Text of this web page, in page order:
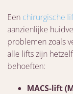
Een chirurgische
aanzienlijke
problemen zoals
alle lifts zijn
behoeften:
MACS-lift